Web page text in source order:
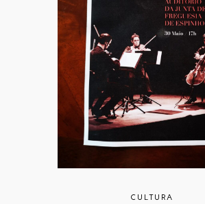
CULTURA